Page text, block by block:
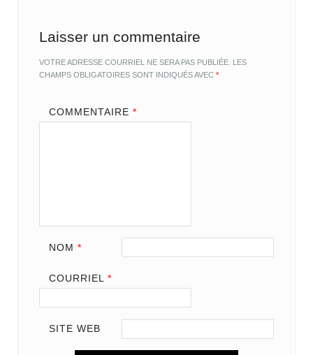
Laisser un commentaire
VOTRE ADRESSE COURRIEL NE SERA PAS PUBLIÉE. LES
CHAMPS OBLIGATOIRES SONT INDIQUÉS AVEC*
COMMENTAIRE *
NOM *
COURRIEL *
SITE WEB